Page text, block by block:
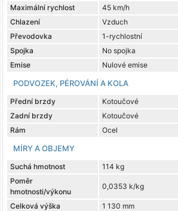
Maximální rychlost
45 km/h
Chlazení
Vzduch
Převodovka
1-rychlostní
Spojka
No spojka
Emise
Nulové emise
PODVOZEK, PÉROVÁNÍ A KOLA
Přední brzdy
Kotoučové
Zadní brzdy
Kotoučové
Rám
Ocel
MÍRY A OBJEMY
Suchá hmotnost
114 kg
Poměr
hmotnosti/výkonu
0,0353 k/kg
Celková výška
1 130 mm